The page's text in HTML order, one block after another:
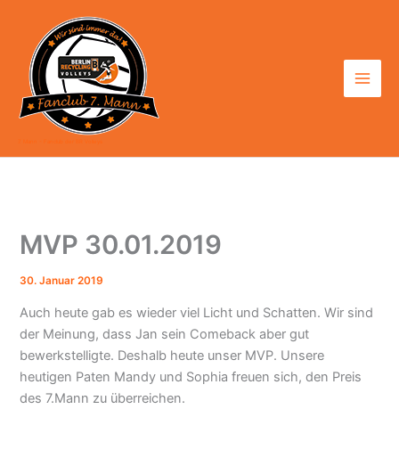
springen
MVP 30.01.2019
30. Januar 2019
Auch heute gab es wieder viel Licht und Schatten. Wir sind
der Meinung, dass Jan sein Comeback aber gut
bewerkstelligte. Deshalb heute unser MVP. Unsere
heutigen Paten Mandy und Sophia freuen sich, den Preis
des 7.Mann zu überreichen.